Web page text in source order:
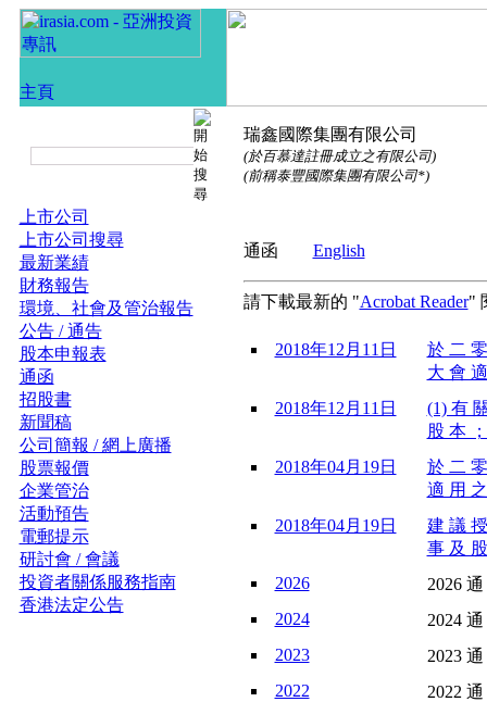
上市公司
上市公司搜尋
最新業績
財務報告
環境、社會及管治報告
公告 / 通告
股本申報表
通函
招股書
新聞稿
公司簡報 / 網上廣播
股票報價
企業管治
活動預告
電郵提示
研討會 / 會議
投資者關係服務指南
香港法定公告
瑞鑫國際集團有限公司
(於百慕達註冊成立之有限公司)
(前稱泰豐國際集團有限公司*)
通函 English
請下載最新的 "Acrobat Reader"
2018年12月11日
於 二
大 會
2018年12月11日
(1) 有
股 本
2018年04月19日
於 二
適 用
2018年04月19日
建 議
事 及
2026
2026
2024
2024
2023
2023
2022
2022